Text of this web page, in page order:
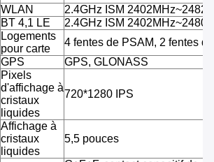
WLAN
2.4GHz ISM
BT 4,1 LE
2.4GHz ISM
Logements
pour carte
4 fentes de PSAM, 2 fentes
GPS GPS, GLONASS
Pixels
d'affichage à
cristaux
liquides
720*1280 IPS
Affichage à
cristaux
liquides
5,5 pouces